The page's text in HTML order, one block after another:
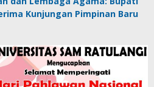
Kunjungan Pimpinan Baru